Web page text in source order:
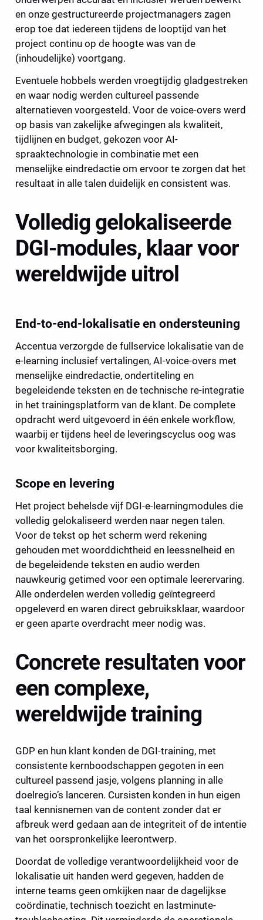
en onze gestructureerde projectmanagers zagen
erop toe dat iedereen tijdens de looptijd van het
project continu op de hoogte was van de
(inhoudelijke) voortgang.
Eventuele hobbels werden vroegtijdig gladgestreken
en waar nodig werden cultureel passende
alternatieven voorgesteld. Voor de voice-overs werd
op basis van zakelijke afwegingen als kwaliteit,
tijdlijnen en budget, gekozen voor AI-
spraaktechnologie in combinatie met een
menselijke eindredactie om ervoor te zorgen dat het
resultaat in alle talen duidelijk en consistent was.
Volledig gelokaliseerde
DGI-modules, klaar voor
wereldwijde uitrol
End-to-end-lokalisatie en ondersteuning
Accentua verzorgde de fullservice lokalisatie van de
e-learning inclusief vertalingen, AI-voice-overs met
menselijke eindredactie, ondertiteling en
begeleidende teksten en de technische re-integratie
in het trainingsplatform van de klant. De complete
opdracht werd uitgevoerd in één enkele workflow,
waarbij er tijdens heel de leveringscyclus oog was
voor kwaliteitsborging.
Scope en levering
Het project behelsde vijf DGI-e-learningmodules die
volledig gelokaliseerd werden naar negen talen.
Voor de tekst op het scherm werd rekening
gehouden met woorddichtheid en leessnelheid en
de begeleidende teksten en audio werden
nauwkeurig getimed voor een optimale leerervaring.
Alle onderdelen werden volledig geïntegreerd
opgeleverd en waren direct gebruiksklaar, waardoor
er geen aparte overdracht meer nodig was.
Concrete resultaten voor
een complexe,
wereldwijde training
GDP en hun klant konden de DGI-training, met
consistente kernboodschappen gegoten in een
cultureel passend jasje, volgens planning in alle
doelregio’s lanceren. Cursisten konden in hun eigen
taal kennisnemen van de content zonder dat er
afbreuk werd gedaan aan de integriteit of de intentie
van het oorspronkelijke leerontwerp.
Doordat de volledige verantwoordelijkheid voor de
lokalisatie uit handen werd gegeven, hadden de
interne teams geen omkijken naar de dagelijkse
coördinatie, technisch toezicht en lastminute-